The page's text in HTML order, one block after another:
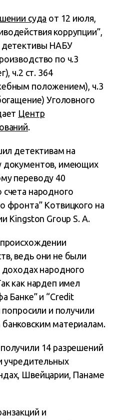
суда от 12 июля,
коррупции”,
детективы НАБУ
по ч.3
ч.2 ст. 364
положением), ч.3
Уголовного
Центр
.
детективам на
документов, имеющих
переводу 40
народного
фронта” Котвицкого на
Kingston Group S. А.
ведь они не были
доходах народного
как нардеп имел
Банке” и “Credit
и получили
материалам.
14 разрешений
учредительных
Швейцарии, Панаме
и